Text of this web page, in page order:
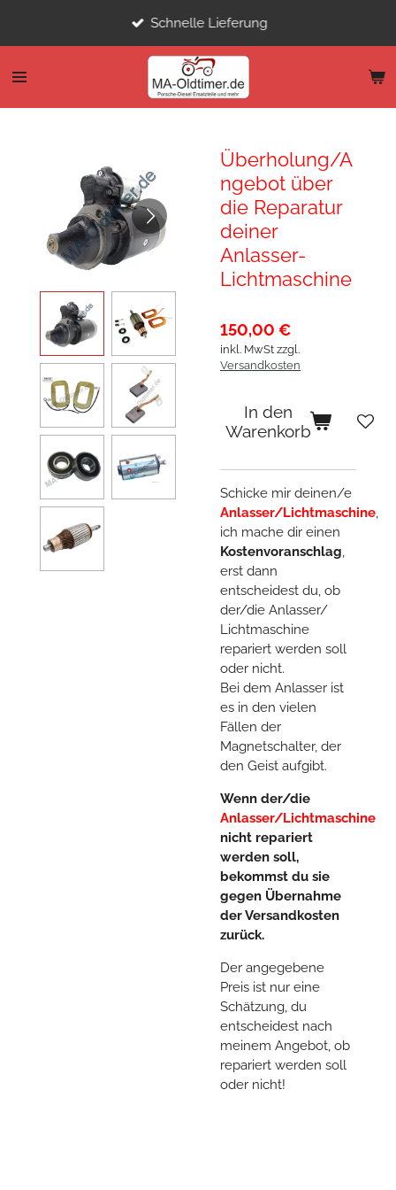
Schnelle Lieferung
Überholung/A
ngebot über
die Reparatur
deiner
Anlasser-
Lichtmaschine
150,00 €
inkl. MwSt zzgl.
Versandkosten
In den
Warenkorb
Schicke mir deinen/e
Anlasser/Lichtmaschine,
ich mache dir einen
Kostenvoranschlag,
erst dann
entscheidest du, ob
der/die Anlasser/
Lichtmaschine
repariert werden soll
oder nicht.
Bei dem Anlasser ist
es in den vielen
Fällen der
Magnetschalter, der
den Geist aufgibt.
Wenn der/die
Anlasser/Lichtmaschine
nicht repariert
werden soll,
bekommst du sie
gegen Übernahme
der Versandkosten
zurück.
Der angegebene
Preis ist nur eine
Schätzung, du
entscheidest nach
meinem Angebot, ob
repariert werden soll
oder nicht!